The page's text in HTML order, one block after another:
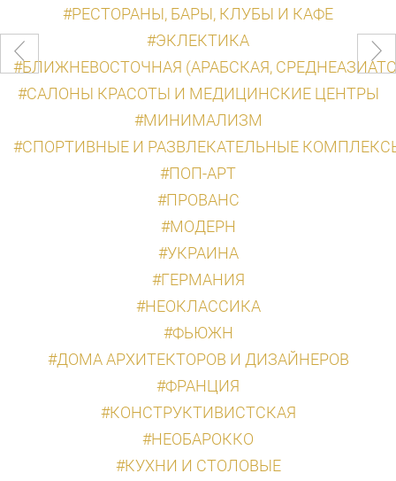
#РЕСТОРАНЫ, БАРЫ, КЛУБЫ И КАФЕ
#ЭКЛЕКТИКА
#БЛИЖНЕВОСТОЧНАЯ (АРАБСКАЯ,
#САЛОНЫ КРАСОТЫ И МЕДИЦИНСКИЕ ЦЕНТРЫ
#МИНИМАЛИЗМ
#СПОРТИВНЫЕ И РАЗВЛЕКАТЕЛЬНЫЕ
#ПОП-АРТ
#ПРОВАНС
#МОДЕРН
#УКРАИНА
#ГЕРМАНИЯ
#НЕОКЛАССИКА
#ФЬЮЖН
#ДОМА АРХИТЕКТОРОВ И ДИЗАЙНЕРОВ
#ФРАНЦИЯ
#КОНСТРУКТИВИСТСКАЯ
#НЕОБАРОККО
#КУХНИ И СТОЛОВЫЕ